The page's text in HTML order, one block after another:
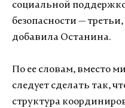
социальной
безопасности —
добавила Останина.
По ее словам, вместо
следует сделать так,
структура